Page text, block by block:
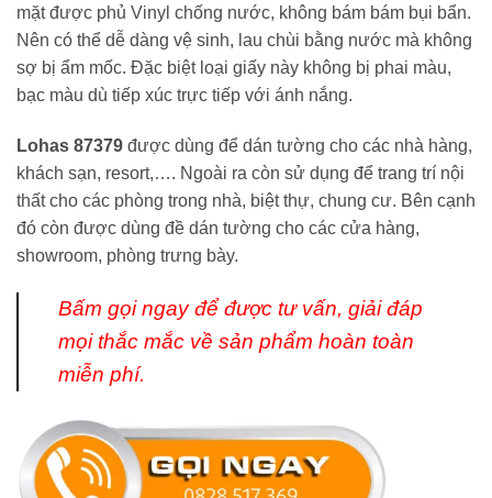
mặt được phủ Vinyl chống nước, không bám bám bụi bẩn.
Nên có thể dễ dàng vệ sinh, lau chùi bằng nước mà không
sợ bị ẩm mốc. Đặc biệt loại giấy này không bị phai màu,
bạc màu dù tiếp xúc trực tiếp với ánh nắng.
Lohas 87379 được dùng để dán tường cho các nhà hàng,
khách sạn, resort,…. Ngoài ra còn sử dụng để trang trí nội
thất cho các phòng trong nhà, biệt thự, chung cư. Bên cạnh
đó còn được dùng đề dán tường cho các cửa hàng,
showroom, phòng trưng bày.
Bấm gọi ngay để được tư vấn, giải đáp
mọi thắc mắc về sản phẩm hoàn toàn
miễn phí.